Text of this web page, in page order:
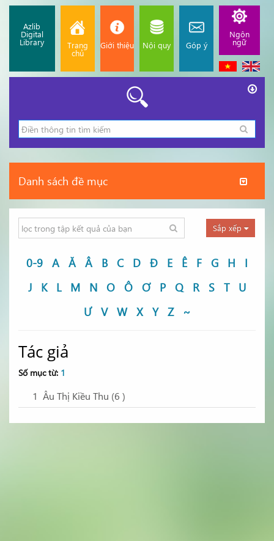
Azlib
Digital
Library Trang
chủ
Giới thiệu Nội quy Góp ý
Ngôn
ngữ
Danh sách đề mục
Sắp xếp
0-9 A Ă Â B C D Đ E Ê F G H
I
J
K L M N O Ô Ơ P Q R S T
U
Ư V W X Y Z ~
Tác giả
Số mục từ: 1
1 Âu Thị Kiều Thu (6 )